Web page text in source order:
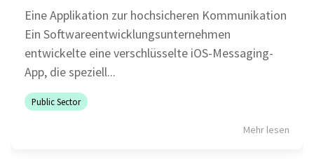
Xray Essentials
Xray für Power User
Xray für Administratoren
TestSolutions Originals
Eine Applikation zur hochsicheren Kommunikation
Ein Softwareentwicklungsunternehmen
entwickelte eine verschlüsselte iOS-Messaging-
App, die speziell...
Public Sector
Mehr lesen